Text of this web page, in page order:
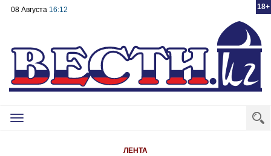
18+
08 Августа 16:12
Toggle
ЛЕНТА